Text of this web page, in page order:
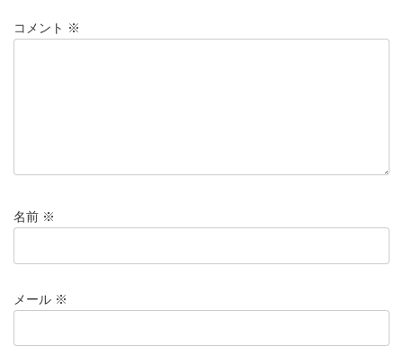
コメント ※
名前 ※
メール ※